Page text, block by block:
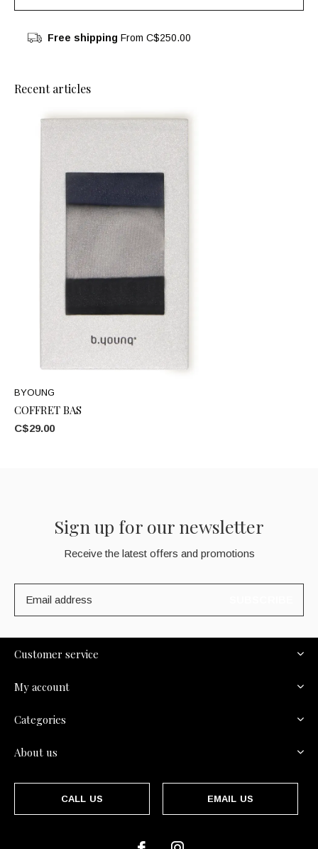
Free shipping From C$250.00
Recent articles
BYOUNG
COFFRET BAS
C$29.00
Sign up for our newsletter
Receive the latest offers and promotions
Customer service
My account
Categories
About us
CALL US EMAIL US